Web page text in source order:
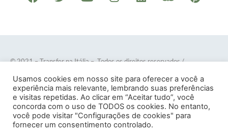
a
e
o
k
w
t
e
r
o
t
b
n
t
g
r
a
m
i
k
d
n
r
p
d
s
o
i
t
r
e
s
© 2021 – Transfer na Itália – Todos os direitos reservados/
Termos e Condições–Política de Privacidade
Usamos cookies em nosso site para oferecer a você a
experiência mais relevante, lembrando suas preferências
e visitas repetidas. Ao clicar em “Aceitar tudo”, você
concorda com o uso de TODOS os cookies. No entanto,
você pode visitar "Configurações de cookies" para
fornecer um consentimento controlado.